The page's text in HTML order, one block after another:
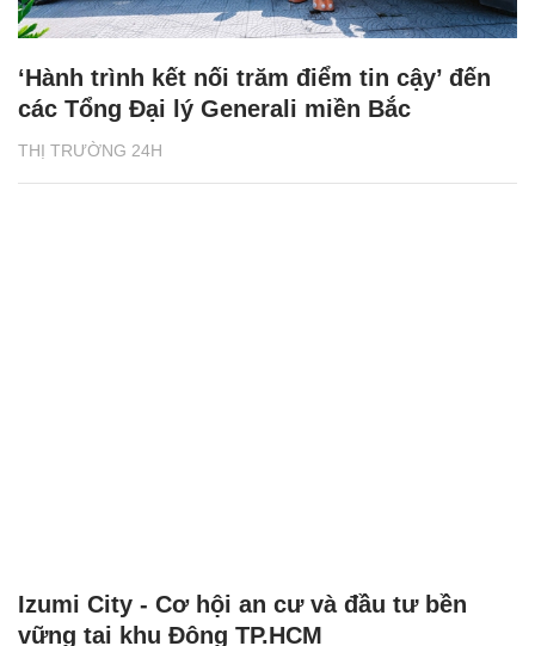
THỊ TRƯỜNG 24H
‘Hành trình kết nối trăm điểm tin cậy’ đến
các Tổng Đại lý Generali miền Bắc
Izumi City - Cơ hội an cư và đầu tư bền
vững tại khu Đông TP.HCM